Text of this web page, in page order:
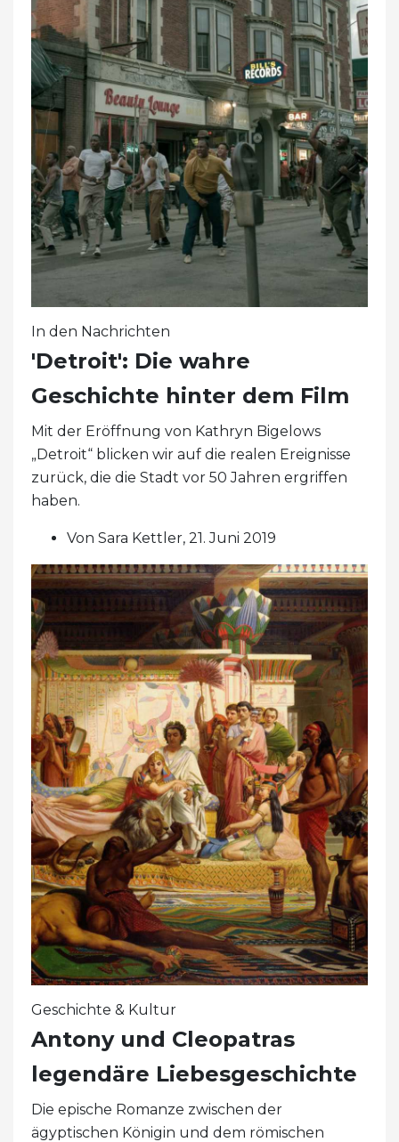
In den Nachrichten
'Detroit': Die wahre
Geschichte hinter dem Film
Mit der Eröffnung von Kathryn Bigelows
„Detroit“ blicken wir auf die realen Ereignisse
zurück, die die Stadt vor 50 Jahren ergriffen
haben.
Von Sara Kettler, 21. Juni 2019
Geschichte & Kultur
Antony und Cleopatras
legendäre Liebesgeschichte
Die epische Romanze zwischen der
ägyptischen Königin und dem römischen